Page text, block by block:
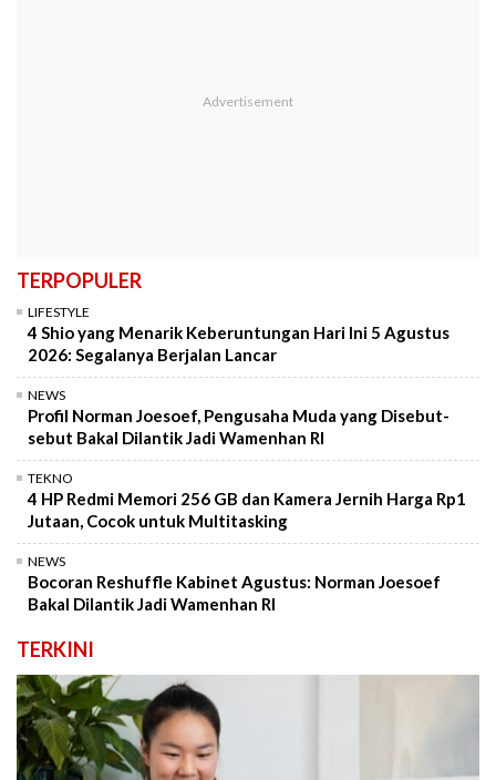
TERPOPULER
LIFESTYLE
4 Shio yang Menarik Keberuntungan Hari Ini 5 Agustus
2026: Segalanya Berjalan Lancar
NEWS
Profil Norman Joesoef, Pengusaha Muda yang Disebut-
sebut Bakal Dilantik Jadi Wamenhan RI
TEKNO
4 HP Redmi Memori 256 GB dan Kamera Jernih Harga Rp1
Jutaan, Cocok untuk Multitasking
NEWS
Bocoran Reshuffle Kabinet Agustus: Norman Joesoef
Bakal Dilantik Jadi Wamenhan RI
TERKINI